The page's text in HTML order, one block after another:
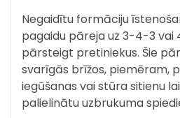
Negaidītu formāciju
pagaidu pāreja uz 3-4-3 vai
pārsteigt pretiniekus. Šie
svarīgās brīžos, piemēram,
iegūšanas vai stūra sitienu
palielinātu uzbrukuma